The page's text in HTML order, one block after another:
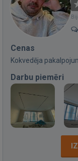
Cenas
Kokvedēja
Darbu piemēri